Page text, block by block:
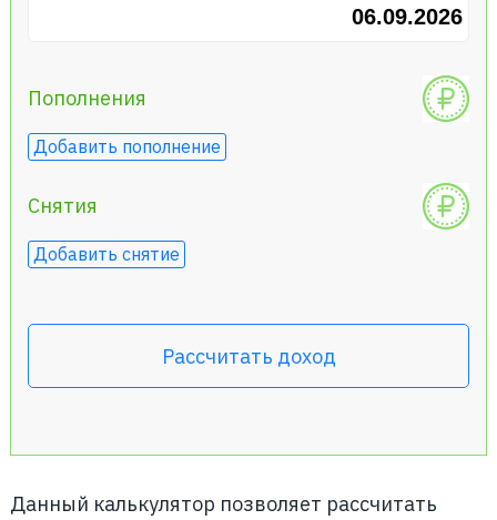
Пополнения
Добавить пополнение
Снятия
Добавить снятие
Рассчитать доход
Данный калькулятор позволяет рассчитать